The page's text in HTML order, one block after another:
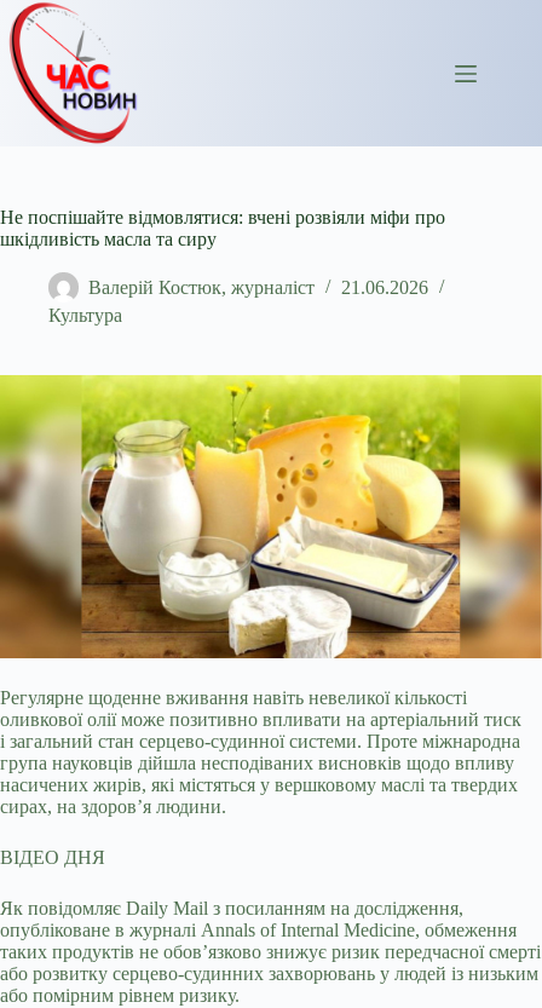
Перейти
до
вмісту
Не поспішайте відмовлятися: вчені розвіяли міфи про
шкідливість масла та сиру
Валерій Костюк, журналіст
21.06.2026
Культура
Регулярне щоденне вживання навіть невеликої кількості
оливкової олії може позитивно впливати на артеріальний тиск
і загальний стан серцево-судинної системи. Проте міжнародна
група науковців дійшла несподіваних висновків щодо впливу
насичених жирів, які містяться у вершковому маслі та твердих
сирах, на здоров’я людини.
ВІДЕО ДНЯ
Як повідомляє Daily Mail з посиланням на дослідження,
опубліковане в журналі Annals of Internal Medicine, обмеження
таких продуктів не обов’язково знижує ризик передчасної смерті
або розвитку серцево-судинних захворювань у людей із низьким
або помірним рівнем ризику.